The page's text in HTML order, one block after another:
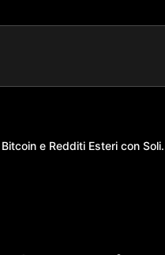
e Redditi Esteri con